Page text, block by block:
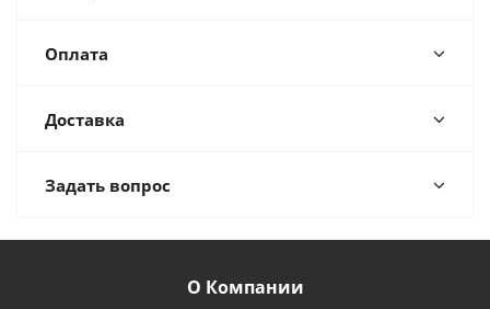
Оплата
Доставка
Задать вопрос
О Компании